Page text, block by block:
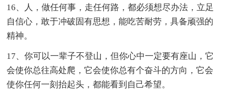
16、人，做任何事，走任何路，都必须想尽办法，立足
自信心，敢于冲破固有思想，能吃苦耐劳，具备顽强的
精神。
17、你可以一辈子不登山，但你心中一定要有座山，它
会使你总往高处爬，它会使你总有个奋斗的方向，它会
使你任何一刻抬起头，都能看到自己希望。